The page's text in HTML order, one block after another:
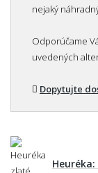
nejaký
Odporúčame
uvedených
Dopytujte